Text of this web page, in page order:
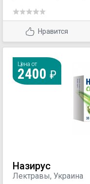
дезодорирующее,
противоотечное
инфекционных
и анаэробными
резистентности
Нравится
Цена от
2400
Назирус
Лектравы, Украина